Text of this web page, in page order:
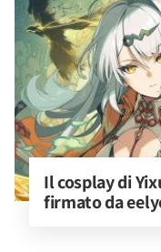
Il cosplay di
firmato da